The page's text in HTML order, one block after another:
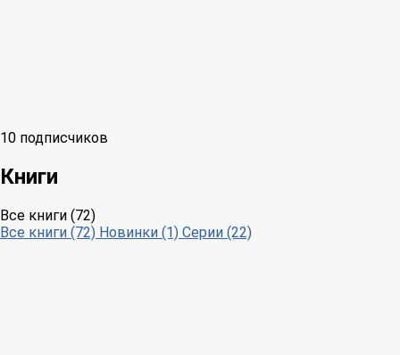
10 подписчиков
Книги
Все книги (72)
Все книги (72) Новинки (1) Серии (22)